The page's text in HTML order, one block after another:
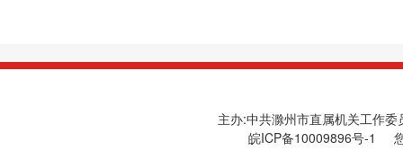
主办:中共滁州市直属机关工作
皖ICP备10009896号-1
您